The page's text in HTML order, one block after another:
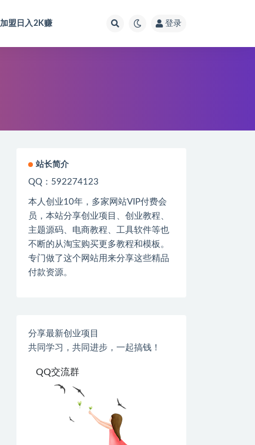
加盟日入2K赚 登录
站长简介
QQ：592274123
本人创业10年，多家网站VIP付费会
员，本站分享创业项目、创业教程、
主题源码、电商教程、工具软件等也
不断的从淘宝购买更多教程和模板。
专门做了这个网站用来分享这些精品
付款资源。
分享最新创业项目
共同学习，共同进步，一起搞钱！
QQ交流群